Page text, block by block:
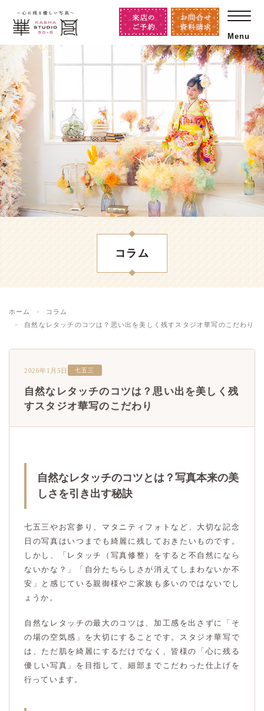
Menu
コラム
ホーム
コラム
自然なレタッチのコツは？思い出を美しく残すスタジオ華写のこだわり
2026年1月5日 七五三
自然なレタッチのコツは？思い出を美しく残
すスタジオ華写のこだわり
自然なレタッチのコツとは？写真本来の美
しさを引き出す秘訣
七五三やお宮参り、マタニティフォトなど、大切な記念
日の写真はいつまでも綺麗に残しておきたいものです。
しかし、「レタッチ（写真修整）をすると不自然になら
ないかな？」「自分たちらしさが消えてしまわないか不
安」と感じている親御様やご家族も多いのではないでし
ょうか。
自然なレタッチの最大のコツは、加工感を出さずに「そ
の場の空気感」を大切にすることです。スタジオ華写で
は、ただ肌を綺麗にするだけでなく、皆様の「心に残る
優しい写真」を目指して、細部までこだわった仕上げを
行っています。